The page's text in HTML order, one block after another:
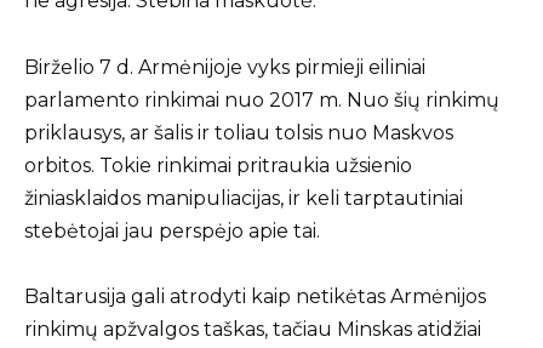
Birželio 7 d. Armėnijoje vyks pirmieji eiliniai
parlamento rinkimai nuo 2017 m. Nuo šių rinkimų
priklausys, ar šalis ir toliau tolsis nuo Maskvos
orbitos. Tokie rinkimai pritraukia užsienio
žiniasklaidos manipuliacijas, ir keli tarptautiniai
stebėtojai jau perspėjo apie tai.
Baltarusija gali atrodyti kaip netikėtas Armėnijos
rinkimų apžvalgos taškas, tačiau Minskas atidžiai